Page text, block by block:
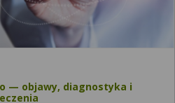
— objawy, diagnostyka i